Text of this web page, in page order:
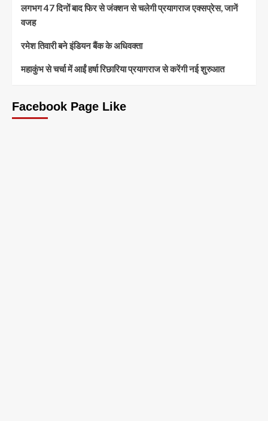
लगभग 47 दिनों बाद फिर से जंक्शन से चलेगी प्रयागराज एक्सप्रेस, जानें
वजह
रमेश तिवारी बने इंडियन बैंक के अधिवक्ता
महाकुंभ से चर्चा में आईं हर्षा रिछारिया प्रयागराज से करेंगी नई शुरुआत
Facebook Page Like